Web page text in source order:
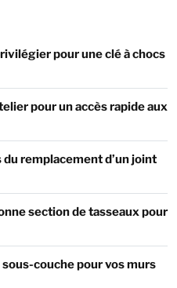
pour une clé à chocs
pour un accès rapide aux
remplacement d’un joint
section de tasseaux pour
couche pour vos murs